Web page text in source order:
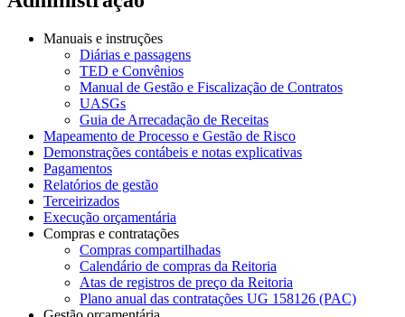
Manuais e instruções
Diárias e passagens
TED e Convênios
Manual de Gestão e Fiscalização de Contratos
UASGs
Guia de Arrecadação de Receitas
Mapeamento de Processo e Gestão de Risco
Demonstrações contábeis e notas explicativas
Pagamentos
Relatórios de gestão
Terceirizados
Execução orçamentária
Compras e contratações
Compras compartilhadas
Calendário de compras da Reitoria
Atas de registros de preço da Reitoria
Plano anual das contratações UG 158126 (PAC)